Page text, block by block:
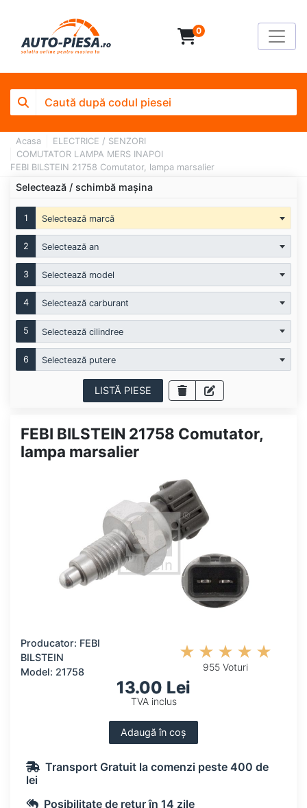
0
Acasa
ELECTRICE / SENZORI
COMUTATOR LAMPA MERS INAPOI
FEBI BILSTEIN 21758 Comutator, lampa marsalier
Selectează / schimbă mașina
1 Selectează marcă
2 Selectează an
3 Selectează model
4 Selectează carburant
5 Selectează cilindree
6 Selectează putere
LISTĂ PIESE
FEBI BILSTEIN 21758 Comutator,
lampa marsalier
Producator: FEBI
BILSTEIN
Model: 21758
955 Voturi
13.00 Lei
TVA inclus
Adaugă în coș
Transport Gratuit la comenzi peste 400 de
lei
Posibilitate de retur în 14 zile